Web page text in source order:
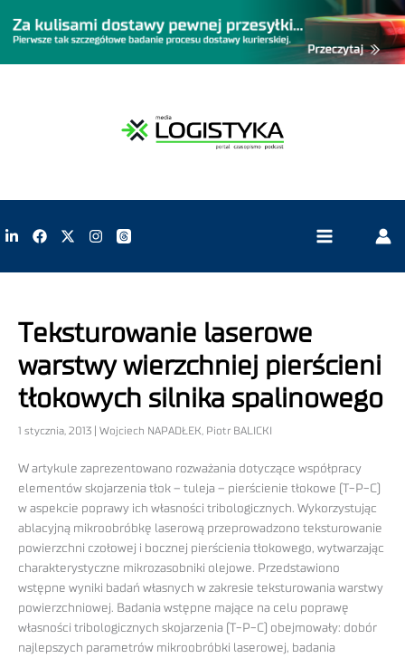
Teksturowanie laserowe
warstwy wierzchniej pierścieni
tłokowych silnika spalinowego
1 stycznia, 2013 | Wojciech NAPADŁEK, Piotr BALICKI
W artykule zaprezentowano rozważania dotyczące współpracy
elementów skojarzenia tłok – tuleja – pierścienie tłokowe (T-P-C)
w aspekcie poprawy ich własności tribologicznych. Wykorzystując
ablacyjną mikroobróbkę laserową przeprowadzono teksturowanie
powierzchni czołowej i bocznej pierścienia tłokowego, wytwarzając
charakterystyczne mikrozasobniki olejowe. Przedstawiono
wstępne wyniki badań własnych w zakresie teksturowania warstwy
powierzchniowej. Badania wstępne mające na celu poprawę
własności tribologicznych skojarzenia (T-P-C) obejmowały: dobór
najlepszych parametrów mikroobróbki laserowej, badania